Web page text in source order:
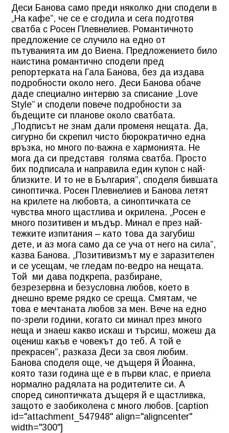
Деси Банова само преди няколко дни сподели в
„На кафе”, че се е сгодила и сега подготвя
сватба с Росен Плевнелиев. Романтичното
предложение се случило на едно от
пътуванията им до Виена. Предложението било
наистина романтично сподели пред
репортерката на Гала Банова, без да издава
подробности около него. Деси Банова обаче
даде специално интервю за списание „Love
Style” и сподели повече подробности за
бъдещите си планове около сватбата.
„Подписът не знам дали променя нещата. Да,
сигурно би скрепил чисто бюрократично една
връзка, но много по-важна е хармонията. Не
мога да си представя голяма сватба. Просто
бих подписала и направила един купон с най-
близките. И то не в България”, споделя бившата
синоптичка. Росен Плевнелиев и Банова летят
на крилете на любовта, а синоптичката се
чувства много щастлива и окрилена. „Росен е
много позитивен и мъдър. Минал е през най-
тежките изпитания – като това да загубиш
дете, и аз мога само да се уча от него на сила”,
казва Банова. „Позитивизмът му е заразителен
и се усещам, че гледам по-ведро на нещата.
Той ми дава подкрепа, разбиране,
безрезервна и безусловна любов, което в
днешно време рядко се среща. Смятам, че
това е мечтаната любов за мен. Вече на едно
по-зрели години, когато си минал през много
неща и знаеш какво искаш и търсиш, можеш да
оцениш какъв е човекът до теб. А той е
прекрасен”, разказа Деси за своя любим.
Банова споделя още, че дъщеря й Йоанна,
която тази година ще е в първи клас, е приела
нормално радялата на родителите си. А
според синоптичката дъщеря й е щастливка,
защото е заобиколена с много любов. [caption
id="attachment_547948" align="aligncenter"
width="300"]